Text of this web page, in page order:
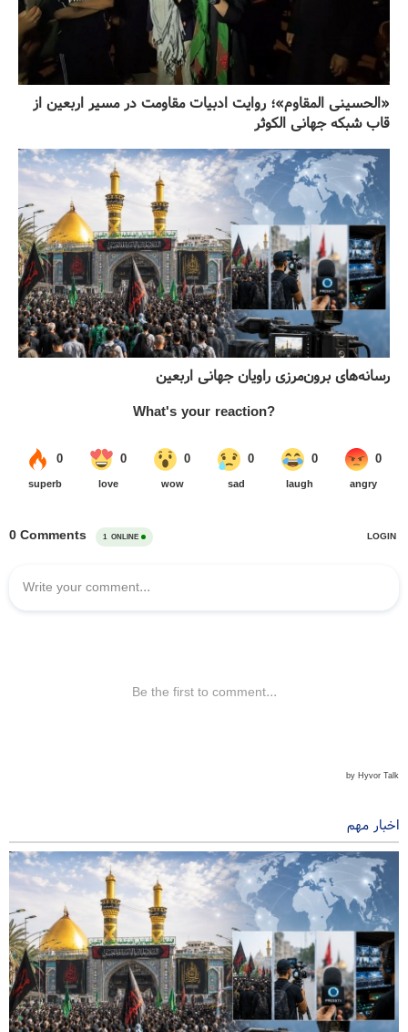
«الحسینی المقاوم»؛ روایت ادبیات مقاومت در مسیر اربعین از
قاب شبکه جهانی الکوثر
رسانه‌های برون‌مرزی راویان جهانی اربعین
اخبار مهم